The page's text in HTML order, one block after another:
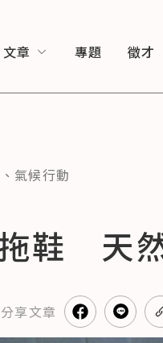
文章 專題 徵才
、 氣候行動
鞋 天
分享文章